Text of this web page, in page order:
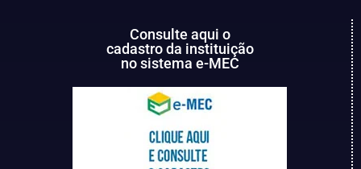
Consulte aqui o
cadastro da instituição
no sistema e-MEC